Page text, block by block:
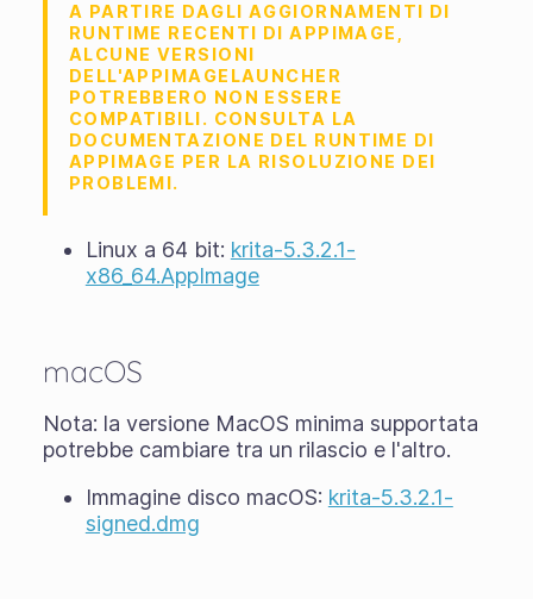
A PARTIRE DAGLI AGGIORNAMENTI DI
RUNTIME RECENTI DI APPIMAGE,
ALCUNE VERSIONI
DELL'APPIMAGELAUNCHER
POTREBBERO NON ESSERE
COMPATIBILI. CONSULTA LA
DOCUMENTAZIONE DEL RUNTIME DI
APPIMAGE PER LA RISOLUZIONE DEI
PROBLEMI.
Linux a 64 bit: krita-5.3.2.1-
x86_64.AppImage
macOS
Nota: la versione MacOS minima supportata
potrebbe cambiare tra un rilascio e l'altro.
Immagine disco macOS: krita-5.3.2.1-
signed.dmg